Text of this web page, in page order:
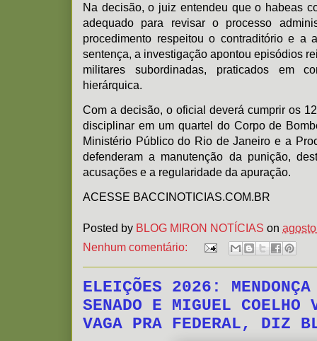
Na decisão, o juiz entendeu que o habeas
adequado para revisar o processo
procedimento respeitou o contraditório e a
sentença, a investigação apontou episódios
militares subordinadas, praticados em
hierárquica.
Com a decisão, o oficial deverá cumprir os
disciplinar em um quartel do Corpo de
Ministério Público do Rio de Janeiro e a
defenderam a manutenção da punição,
acusações e a regularidade da apuração.
ACESSE BACCINOTICIAS.COM.BR
Posted by BLOG MIRON NOTÍCIAS on
Nenhum comentário:
ELEIÇÕES 2026: MENDONÇA
SENADO E MIGUEL COELHO
VAGA PRA FEDERAL, DIZ